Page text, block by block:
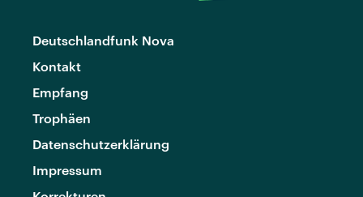
Deutschlandfunk Nova
Kontakt
Empfang
Trophäen
Datenschutzerklärung
Impressum